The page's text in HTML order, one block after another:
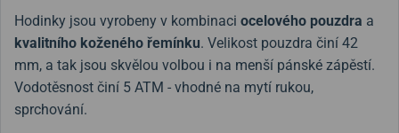
Hodinky jsou vyrobeny v kombinaci ocelového pouzdra a
kvalitního koženého řemínku. Velikost pouzdra činí 42
mm, a tak jsou skvělou volbou i na menší pánské zápěstí.
Vodotěsnost činí 5 ATM - vhodné na mytí rukou,
sprchování.